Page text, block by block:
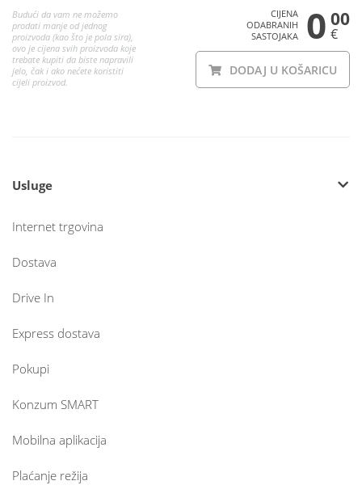
Budući da vam ne možemo
prodati manje od jednog
proizvoda (kao što je pola sira),
ovo je cijena svih proizvoda koje
trebate kupiti da biste napravili
jelo, čak i ako nećete koristiti
cijeli proizvod.
CIJENA
ODABRANIH
SASTOJAKA
0 00
€
DODAJ U KOŠARICU
Usluge
Internet trgovina
Dostava
Drive In
Express dostava
Pokupi
Konzum SMART
Mobilna aplikacija
Plaćanje režija